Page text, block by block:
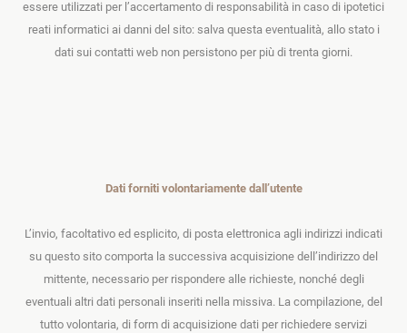
essere utilizzati per l’accertamento di responsabilità in caso di ipotetici
reati informatici ai danni del sito: salva questa eventualità, allo stato i
dati sui contatti web non persistono per più di trenta giorni.
Dati forniti volontariamente dall’utente
L’invio, facoltativo ed esplicito, di posta elettronica agli indirizzi indicati
su questo sito comporta la successiva acquisizione dell’indirizzo del
mittente, necessario per rispondere alle richieste, nonché degli
eventuali altri dati personali inseriti nella missiva. La compilazione, del
tutto volontaria, di form di acquisizione dati per richiedere servizi